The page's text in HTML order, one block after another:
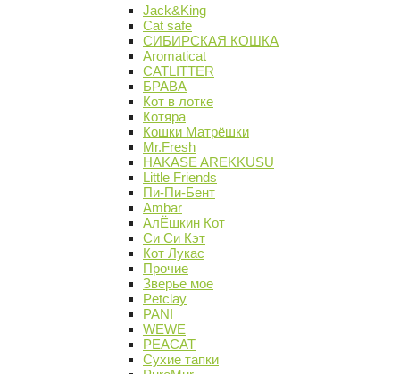
Jack&King
Cat safe
СИБИРСКАЯ КОШКА
Aromaticat
CATLITTER
БРАВА
Кот в лотке
Котяра
Кошки Матрёшки
Mr.Fresh
HAKASE AREKKUSU
Little Friends
Пи-Пи-Бент
Ambar
АлЁшкин Кот
Си Си Кэт
Кот Лукас
Прочие
Зверье мое
Petclay
PANI
WEWE
PEACAT
Сухие тапки